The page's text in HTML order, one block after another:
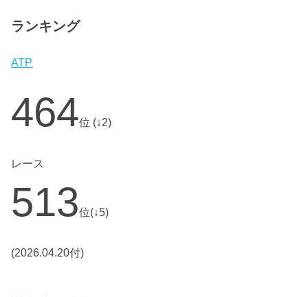
ランキング
ATP
464位 (↓2)
レース
513位(↓5)
(2026.04.20付)